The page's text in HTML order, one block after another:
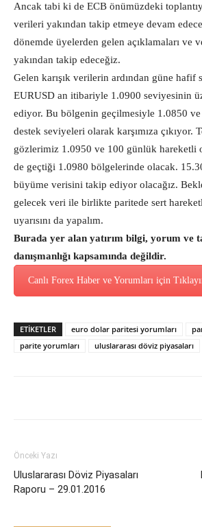
Ancak tabi ki de ECB önümüzdeki
verileri yakından takip etmeye devam
dönemde üyelerden gelen açıklamaları ve
yakından takip edeceğiz.
Gelen karışık verilerin ardından güne hafif
EURUSD an itibariyle 1.0900 seviyesinin
ediyor. Bu bölgenin geçilmesiyle 1.0850 ve
destek seviyeleri olarak karşımıza çıkıyor.
gözlerimiz 1.0950 ve 100 günlük hareketli
de geçtiği 1.0980 bölgelerinde olacak.
büyüme verisini takip ediyor olacağız.
gelecek veri ile birlikte paritede sert
uyarısını da yapalım.
Burada yer alan yatırım bilgi, yorum ve
danışmanlığı kapsamında değildir.
Canlı Forex Haber ve Yorumları için
ETİKETLER euro dolar paritesi yorumları
parite yorumları
uluslararası döviz piyasaları
Önceki Yazı
Uluslararası Döviz Piyasaları
Raporu – 29.01.2016